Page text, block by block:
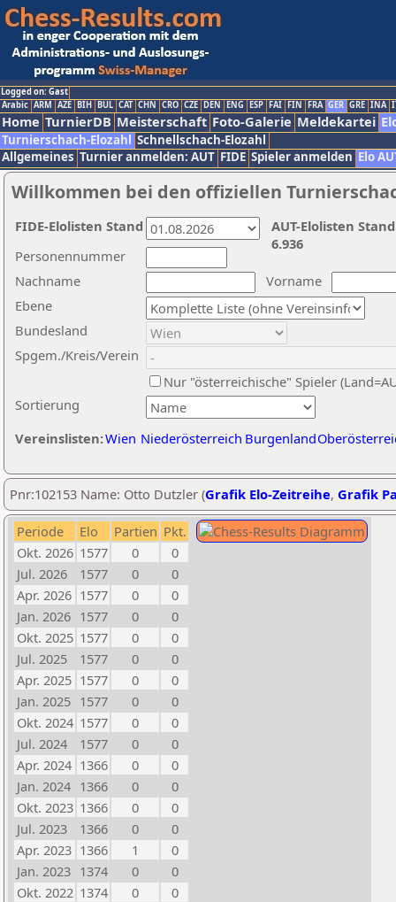
Logged on: Gast
Arabic ARM AZE BIH BUL CAT CHN CRO CZE DEN ENG ESP FAI FIN FRA GER GRE INA
Home TurnierDB Meisterschaft Foto-Galerie Meldekartei
Turnierschach-Elozahl Schnellschach-Elozahl
Allgemeines Turnier anmelden: AUT FIDE Spieler anmelden Elo
Willkommen bei den offiziellen
Nachname
Vorname
Ebene
Sortierung
Personennummer
Bundesland
Spgem./Kreis/Verein
Nur "österreichische" Spieler
Vereinslisten:Wien Niederösterreich Burgenland
AUT-Elolisten
6.936
FIDE-Elolisten Stand
Pnr:102153 Name: Otto Dutzler (Grafik Elo-Zeitreihe, Grafik
Periode Elo Partien Pkt.
Okt. 2026 1577 0
0
Jul. 2026
1577 0
0
Apr. 2026 1577 0
0
Jan. 2026 1577 0
0
Okt. 2025 1577 0
0
Jul. 2025
1577 0
0
Apr. 2025 1577 0
0
Jan. 2025 1577 0
0
Okt. 2024 1577 0
0
Jul. 2024
1577 0
0
Apr. 2024 1366 0
0
Jan. 2024 1366 0
0
Okt. 2023 1366 0
0
Jul. 2023
1366 0
0
Apr. 2023 1366 1
0
Jan. 2023 1374 0
0
Okt. 2022 1374 0
0